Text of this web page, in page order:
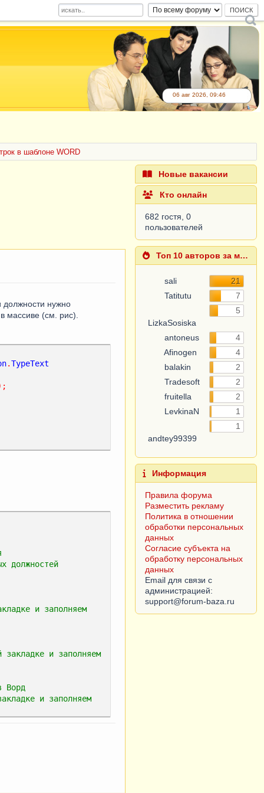
06 авг 2026, 09:46
в шаблоне WORD
нужно
массиве (см. рис).
.TypeText
должностей
и заполняем
и заполняем
Ворд
и заполняем
Новые вакансии
Кто онлайн
682 гостя, 0
пользователей
Топ 10 авторов за месяц
21
Tatitutu
7
5
antoneus
Afinogen
4
balakin
2
Tradesoft
2
fruitella
2
LevkinaN
1
andtey99399
1
Правила форума
Разместить рекламу
Политика в отношении
обработки персональных
данных
Согласие субъекта на
обработку персональных
данных
Email для связи с
администрацией: